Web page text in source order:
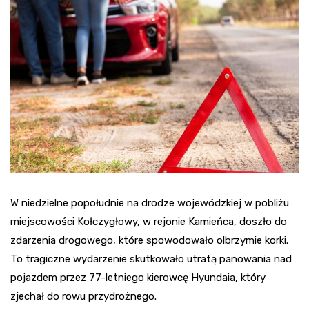
W niedzielne popołudnie na drodze wojewódzkiej w pobliżu
miejscowości Kołczygłowy, w rejonie Kamieńca, doszło do
zdarzenia drogowego, które spowodowało olbrzymie korki.
To tragiczne wydarzenie skutkowało utratą panowania nad
pojazdem przez 77-letniego kierowcę Hyundaia, który
zjechał do rowu przydrożnego.